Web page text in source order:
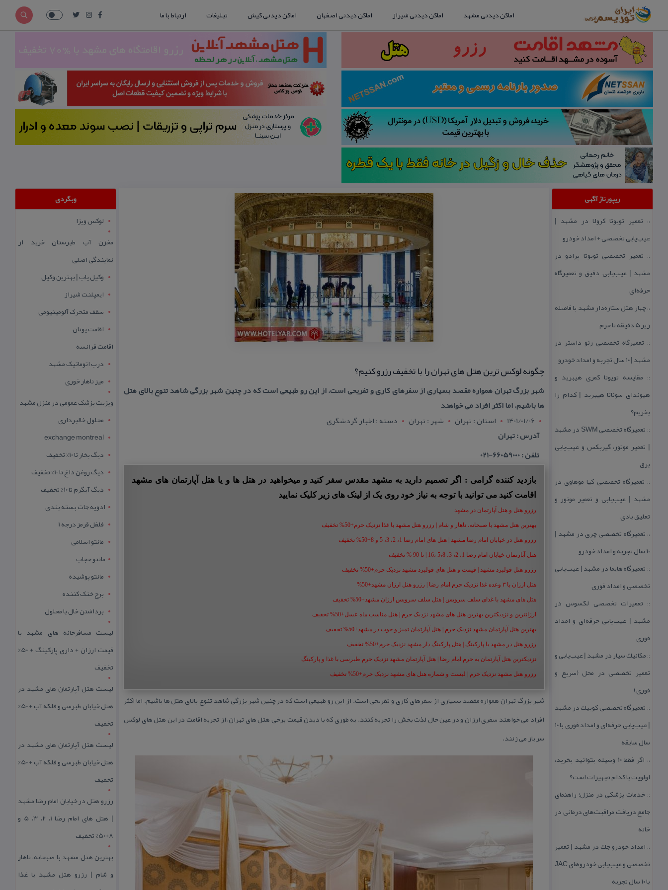
اماکن دیدنی مشهد اماکن دیدنی شیراز اماکن دیدنی اصفهان اماکن دیدنی کیش تبلیغات ارتباط با ما
ریپورتاژ آگهی
:: تعمیر تویوتا كرولا در مشهد |
عیب‌یابی تخصصی + امداد خودرو
:: تعمیر تخصصی تویوتا پرادو در
مشهد | عیب‌یابی دقیق و تعمیرگاه
حرفه‌ای
::چهار هتل‌ ستاره‌دار مشهد با فاصله
زیر 5 دقیقه تا حرم
:: تعمیرگاه تخصصی رنو داستر در
مشهد | ۱۰ سال تجربه و امداد خودرو
:: مقایسه تویوتا كمری هیبرید و
هیوندای سوناتا هیبرید | كدام را
بخریم؟
::
تعمیرگاه تخصصی SWM در مشهد
| تعمیر موتور، گیربكس و عیب‌یابی
برق
:: تعمیرگاه تخصصی كیا موهاوی در
مشهد | عیب‌یابی و تعمیر موتور و
تعلیق بادی
:: تعمیرگاه تخصصی چری در مشهد |
۱۰ سال تجربه و امداد خودرو
:: تعمیرگاه هایما در مشهد | عیب‌یابی
تخصصی و امداد فوری
:: تعمیرات تخصصی لكسوس در
مشهد | عیب‌یابی حرفه‌ای و امداد
فوری
:: مكانیك سیار در مشهد | عیب‌یابی و
تعمیر تخصصی در محل (سریع و
فوری)
:: تعمیرگاه تخصصی كوییك در مشهد
| عیب‌یابی حرفه‌ای و امداد فوری با ۱۰
سال سابقه
::
اگر فقط 10 وسیله بتوانید بخرید،
اولویت با كدام تجهیزات است؟
:: خدمات پزشكی در منزل؛ راهنمای
جامع دریافت مراقبت‌های درمانی در
خانه
:: امداد خودرو جك در مشهد | تعمیر
تخصصی و عیب‌یابی خودروهای JAC
با ۱۰ سال تجربه
چگونه لوكس ترین هتل های تهران را با تخفیف رزرو كنیم؟
شهر بزرگ تهران همواره مقصد بسیاری از سفرهای كاری و تفریحی است. از این رو طبیعی است كه در چنین شهر بزرگی شاهد تنوع بالای هتل
ها باشیم. اما اكثر افراد می خواهند
1401/01/06
استان : تهران شهر : تهران
دسته : اخبار گردشگری
آدرس : تهران
تلفن : 66059000-021
بازدید کننده گرامی : اگر تصمیم دارید به مشهد مقدس سفر کنید و میخواهید در هتل ها و یا هتل آپارتمان های مشهد
اقامت کنید می توانید با توجه به نیاز خود روی یک از لینک های زیر کلیک نمایید
رزرو هتل و هتل آپارتمان در مشهد
بهترین هتل مشهد با صبحانه، ناهار و شام | رزرو هتل مشهد با غذا نزدیک حرم+50% تخفیف
رزرو هتل در خیابان امام رضا مشهد | هتل‌ های امام رضا 1، 2، 3، 5 و 8+50% تخفیف
هتل آپارتمان خیابان امام رضا 1، 2، 3، 5،8 ،16 | تا 90 % تخفیف
رزرو هتل فولبرد مشهد | قیمت و هتل های فولبرد مشهد نزدیک حرم+50% تخفیف
هتل ارزان با ۳ وعده غذا نزدیک حرم امام رضا | رزرو هتل ارزان مشهد+50%
هتل های مشهد با غذای سلف سرویس | هتل سلف سرویس ارزان مشهد+50% تخفیف
ارزانترین و نزدیکترین بهترین هتل های مشهد نزدیک حرم | هتل مناسب ماه عسل+50% تخفیف
بهترین هتل آپارتمان مشهد نزدیک حرم | هتل آپارتمان تمیز و خوب در مشهد+50% تخفیف
رزرو هتل در مشهد با پارکینگ | هتل پارکینگ دار مشهد نزدیک حرم+50% تخفیف
نزدیکترین هتل آپارتمان به حرم امام رضا | هتل آپارتمان مشهد نزدیک حرم طبرسی با غذا و پارکینگ
رزرو هتل مشهد نزدیک حرم | لیست و شماره هتل های مشهد نزدیک حرم+50% تخفیف
شهر بزرگ تهران همواره مقصد بسیاری از سفرهای كاری و تفریحی است. از این رو طبیعی است كه در چنین شهر بزرگی شاهد تنوع بالای هتل ها باشیم. اما اكثر
افراد می خواهند سفری ارزان و در عین حال لذت بخش را تجربه كنند. به طوری كه با دیدن قیمت برخی هتل های تهران، از تجربه اقامت در این هتل های لوكس
سر باز می زنند.
وبگردی
لوکس ویزا
مخزن آب طبرستان خرید از
نمایندگی اصلی
وکیل یاب | بهترین وکیل
ایمپلنت شیراز
سقف متحرک آلومینیومی
اقامت یونان
اقامت فرانسه
درب اتوماتیک مشهد
میز ناهار خوری
ویزیت پزشک عمومی در منزل مشهد
محلول خالبرداری
exchange montreal
دیگ بخار تا 10% تخفیف
دیگ روغن داغ تا 10% تخفیف
دیگ آبگرم تا 10% تخفیف
ادویه جات بسته بندی
فلفل قرمز درجه 1
مانتو اسلامی
مانتو حجاب
مانتو پوشیده
برج خنک کننده
برداشتن خال با محلول
لیست مسافرخانه های مشهد با
قیمت ارزان + داری پارکینگ + 50%
تخفیف
لیست هتل آپارتمان های مشهد در
هتل خیابان طبرسی و فلکه آب + 50%
تخفیف
لیست هتل آپارتمان های مشهد در
هتل خیابان طبرسی و فلکه آب + 50%
تخفیف
رزرو هتل در خیابان امام رضا مشهد
| هتل‌ های امام رضا 1، 2، 3، 5 و
8+50% تخفیف
بهترین هتل مشهد با صبحانه، ناهار
و شام | رزرو هتل مشهد با غذا